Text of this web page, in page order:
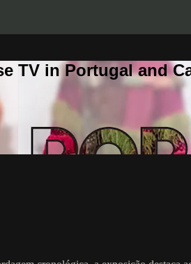
TV in Portugal and